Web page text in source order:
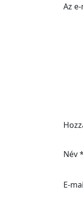
Az
Név*
E-